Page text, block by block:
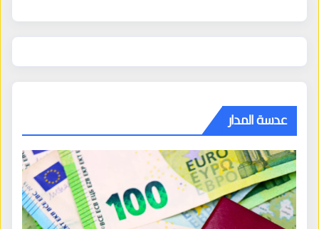
عدسة المدار